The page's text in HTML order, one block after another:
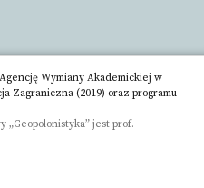
Wymiany Akademickiej w
Zagraniczna (2019) oraz programu
„Geopolonistyka” jest prof.